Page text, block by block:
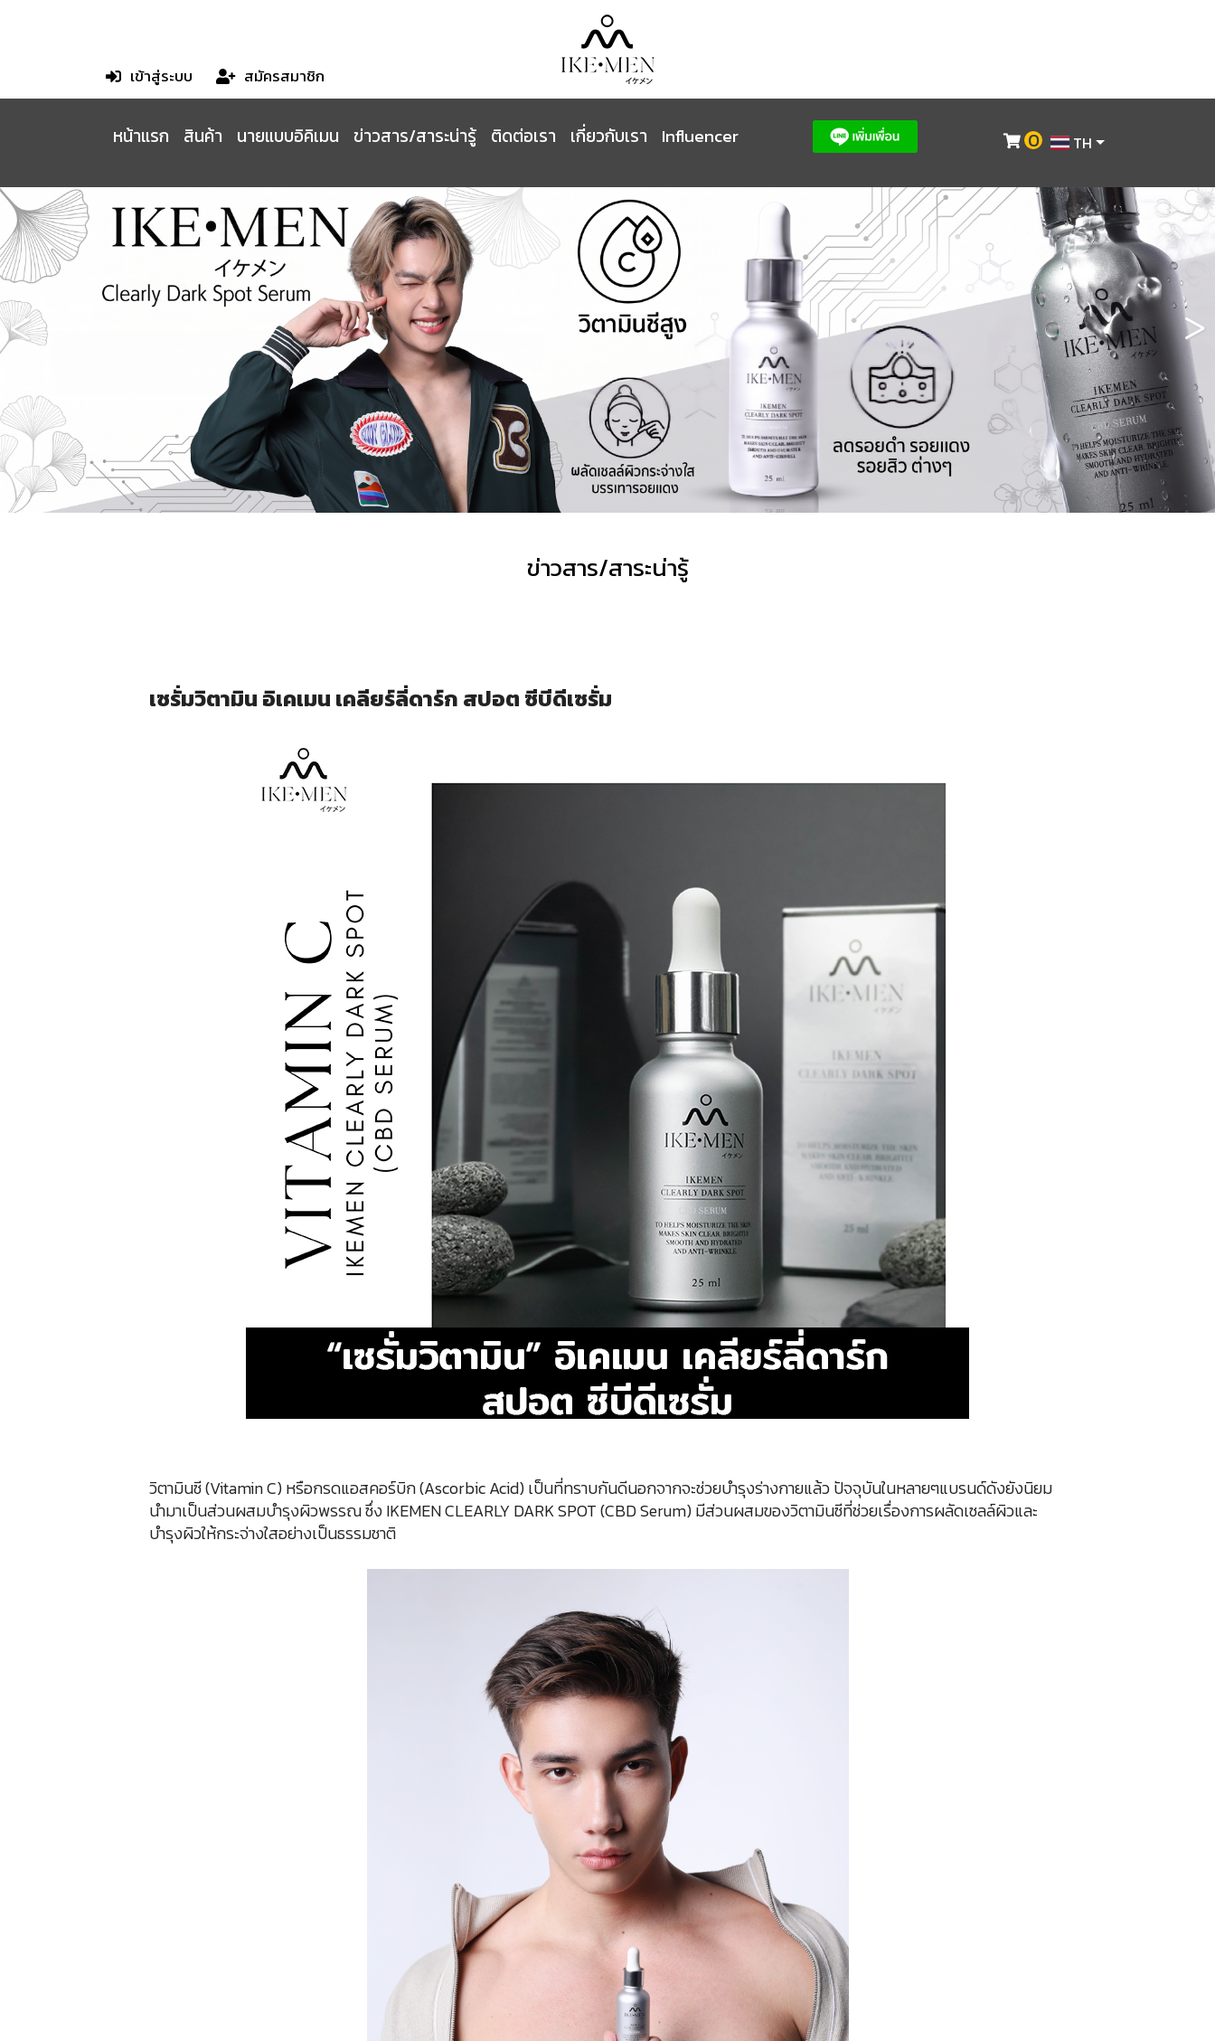
เข้าสู่ระบบ สมัครสมาชิก
หน้าแรก สินค้า นายแบบอิคิเมน ข่าวสาร/สาระน่ารู้ ติดต่อเรา เกี่ยวกับเรา Influencer 0 TH
< >
ข่าวสาร/สาระน่ารู้
เซรั่มวิตามิน อิเคเมน เคลียร์ลี่ดาร์ก สปอต ซีบีดีเซรั่ม
วิตามินซี (Vitamin C) หรือกรดแอสคอร์บิก (Ascorbic Acid) เป็นที่ทราบกันดีนอกจากจะช่วยบำรุงร่างกายแล้ว ปัจจุบันในหลายๆแบรนด์ดังยังนิยม
นำมาเป็นส่วนผสมบำรุงผิวพรรณ ซึ่ง IKEMEN CLEARLY DARK SPOT (CBD Serum) มีส่วนผสมของวิตามินซีที่ช่วยเรื่องการผลัดเซลล์ผิวและ
บำรุงผิวให้กระจ่างใสอย่างเป็นธรรมชาติ